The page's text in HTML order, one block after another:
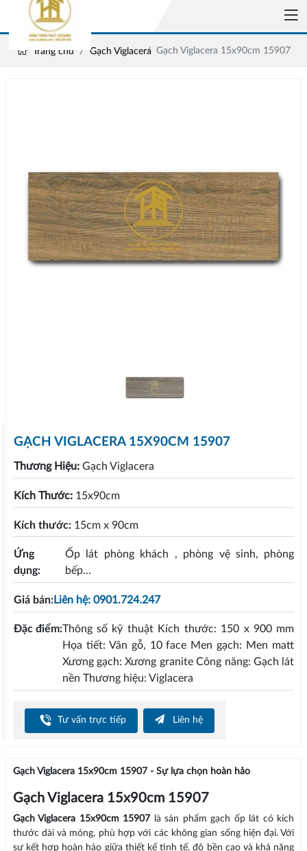
Trang chủ Gạch Viglacera Gạch Viglacera 15x90cm 15907
GẠCH VIGLACERA 15X90CM 15907
Thương Hiệu: Gạch Viglacera
Kích Thước: 15x90cm
Kích thước: 15cm x 90cm
Ứng
dụng:
Ốp lát phòng khách , phòng vệ sinh, phòng
bếp...
Giá bán:Liên hệ: 0901.724.247
Đặc điểm:Thông số kỹ thuật Kích thước: 150 x 900 mm
Họa tiết: Vân gỗ, 10 face Men gạch: Men matt
Xương gạch: Xương granite Công năng: Gạch lát
nền Thương hiệu: Viglacera
Tư vấn trực tiếp Liên hệ
Gạch Viglacera 15x90cm 15907 - Sự lựa chọn hoàn hảo
Gạch Viglacera 15x90cm 15907
Gạch Viglacera 15x90cm 15907 là sản phẩm gạch ốp lát có kích
thước dài và mỏng, phù hợp với các không gian sống hiện đại. Với
sự kết hợp hoàn hảo giữa thiết kế tinh tế, độ bền cao và khả năng